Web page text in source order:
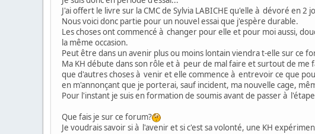
J'ai offert le livre sur la CMC de Sylvia LABICHE qu'elle à dévoré en
Nous voici donc partie pour un nouvel essai que j'espère durable.
Les choses ont commencé à changer pour elle et pour moi aussi,
la même occasion.
Peut être dans un avenir plus ou moins lontain viendra t-elle sur ce
Ma KH débute dans son rôle et à peur de mal faire et surtout de
que d'autres choses à venir et elle commence à entrevoir ce que
en m'annonçant que je porterai, sauf incident, ma nouvelle cage,
Pour l'instant je suis en formation de soumis avant de passer à
Que fais je sur ce forum?
Je voudrais savoir si à l'avenir et si c'est sa volonté, une KH